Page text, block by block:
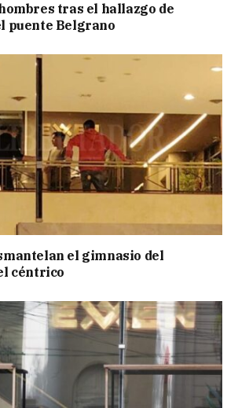
tras el hallazgo de
puente Belgrano
el gimnasio del
céntrico